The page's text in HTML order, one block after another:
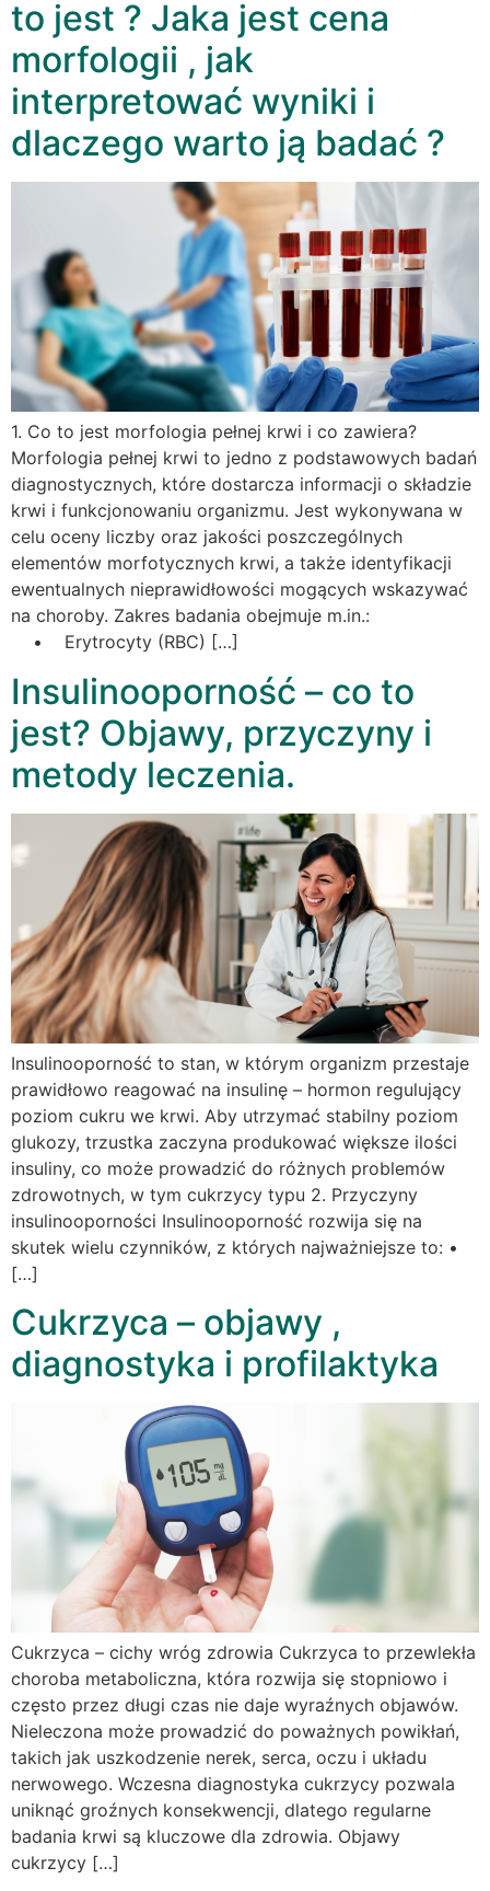
to jest ? Jaka jest cena
morfologii , jak
interpretować wyniki i
dlaczego warto ją badać ?
1. Co to jest morfologia pełnej krwi i co zawiera?
Morfologia pełnej krwi to jedno z podstawowych badań
diagnostycznych, które dostarcza informacji o składzie
krwi i funkcjonowaniu organizmu. Jest wykonywana w
celu oceny liczby oraz jakości poszczególnych
elementów morfotycznych krwi, a także identyfikacji
ewentualnych nieprawidłowości mogących wskazywać
na choroby. Zakres badania obejmuje m.in.:
• Erytrocyty (RBC) […]
Insulinooporność – co to
jest? Objawy, przyczyny i
metody leczenia.
Insulinooporność to stan, w którym organizm przestaje
prawidłowo reagować na insulinę – hormon regulujący
poziom cukru we krwi. Aby utrzymać stabilny poziom
glukozy, trzustka zaczyna produkować większe ilości
insuliny, co może prowadzić do różnych problemów
zdrowotnych, w tym cukrzycy typu 2. Przyczyny
insulinooporności Insulinooporność rozwija się na
skutek wielu czynników, z których najważniejsze to: •
[…]
Cukrzyca – objawy ,
diagnostyka i profilaktyka
Cukrzyca – cichy wróg zdrowia Cukrzyca to przewlekła
choroba metaboliczna, która rozwija się stopniowo i
często przez długi czas nie daje wyraźnych objawów.
Nieleczona może prowadzić do poważnych powikłań,
takich jak uszkodzenie nerek, serca, oczu i układu
nerwowego. Wczesna diagnostyka cukrzycy pozwala
uniknąć groźnych konsekwencji, dlatego regularne
badania krwi są kluczowe dla zdrowia. Objawy
cukrzycy […]